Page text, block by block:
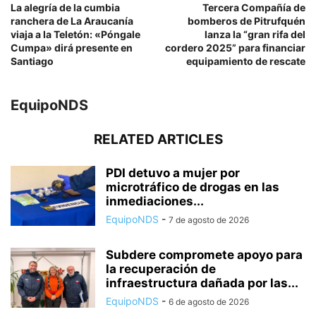
La alegría de la cumbia
ranchera de La Araucanía
viaja a la Teletón: «Póngale
Cumpa» dirá presente en
Santiago
Tercera Compañía de
bomberos de Pitrufquén
lanza la “gran rifa del
cordero 2025” para financiar
equipamiento de rescate
EquipoNDS
RELATED ARTICLES
PDI detuvo a mujer por
microtráfico de drogas en las
inmediaciones...
EquipoNDS - 7 de agosto de 2026
Subdere compromete apoyo para
la recuperación de
infraestructura dañada por las...
EquipoNDS - 6 de agosto de 2026